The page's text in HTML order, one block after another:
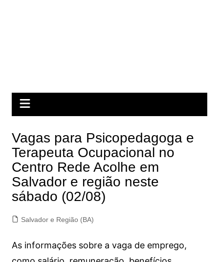
Vagas para Psicopedagoga e
Terapeuta Ocupacional no
Centro Rede Acolhe em
Salvador e região neste
sábado (02/08)
Salvador e Região (BA)
As informações sobre a vaga de emprego,